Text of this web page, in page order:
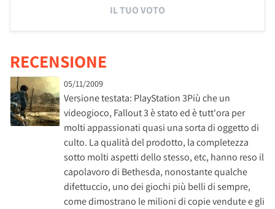
IL TUO VOTO
RECENSIONE
05/11/2009
Versione testata: PlayStation 3Più che un
videogioco, Fallout 3 è stato ed è tutt'ora per
molti appassionati quasi una sorta di oggetto di
culto. La qualità del prodotto, la completezza
sotto molti aspetti dello stesso, etc, hanno reso il
capolavoro di Bethesda, nonostante qualche
difettuccio, uno dei giochi più belli di sempre,
come dimostrano le milioni di copie vendute e gli